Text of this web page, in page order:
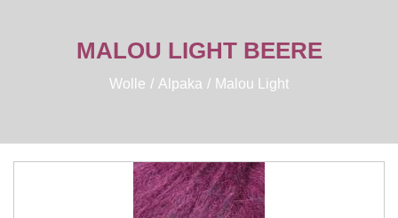
MALOU LIGHT BEERE
Wolle Alpaka Malou Light